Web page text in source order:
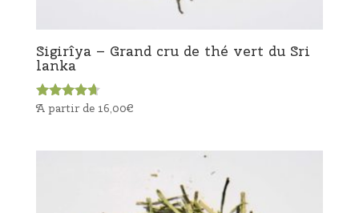
Sigirîya – Grand cru de thé vert du Sri
lanka
Note
A partir de 16,00€